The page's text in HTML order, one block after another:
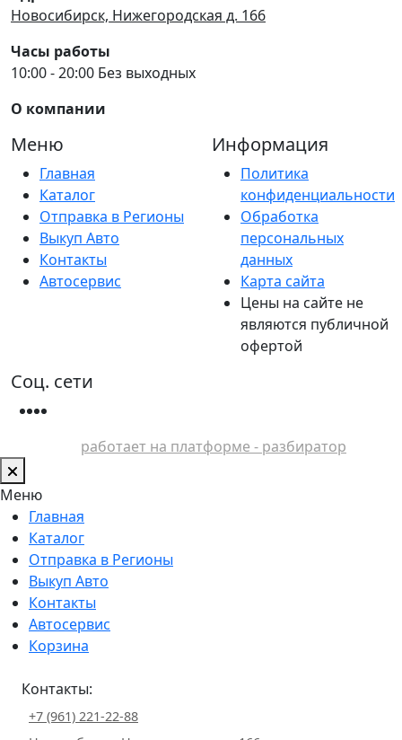
Новосибирск, Нижегородская д. 166
Часы работы
10:00 - 20:00 Без выходных
О компании
Меню
Главная
Каталог
Отправка в Регионы
Выкуп Авто
Контакты
Автосервис
Информация
Политика
конфиденциальности
Обработка
персональных
данных
Карта сайта
Цены на сайте не
являются публичной
офертой
Соц. сети
работает на платформе - разбиратор
Меню
Главная
Каталог
Отправка в Регионы
Выкуп Авто
Контакты
Автосервис
Корзина
Контакты:
+7 (961) 221-22-88